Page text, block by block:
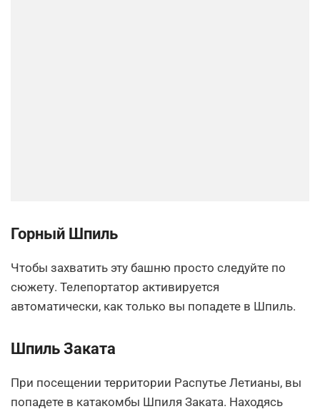
Горный Шпиль
Чтобы захватить эту башню просто следуйте по
сюжету. Телепортатор активируется
автоматически, как только вы попадете в Шпиль.
Шпиль Заката
При посещении территории Распутье Летианы, вы
попадете в катакомбы Шпиля Заката. Находясь